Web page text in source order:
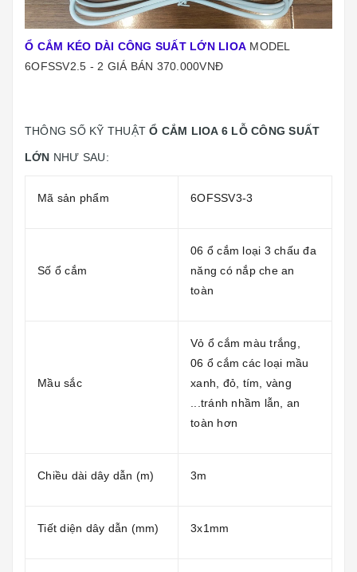
Ổ CẮM KÉO DÀI CÔNG SUẤT LỚN LIOA MODEL
6OFSSV2.5 - 2 GIÁ BÁN 370.000VNĐ
THÔNG SỐ KỸ THUẬTỔ CẮM LIOA 6 LỖ CÔNG SUẤT
LỚN NHƯ SAU:
Mã sản phẩm 6OFSSV3-3
Số ổ cắm
06 ổ cắm loại 3 chấu đa
năng có nắp che an
toàn
Mầu sắc
Vỏ ổ cắm màu trắng,
06 ổ cắm các loại mầu
xanh, đỏ, tím, vàng
...tránh nhầm lẫn, an
toàn hơn
Chiều dài dây dẫn (m) 3m
Tiết diện dây dẫn (mm) 3x1mm